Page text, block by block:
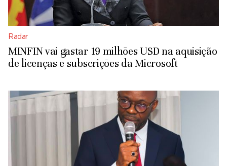
Radar
MINFIN vai gastar 19 milhões USD na aquisição
de licenças e subscrições da Microsoft